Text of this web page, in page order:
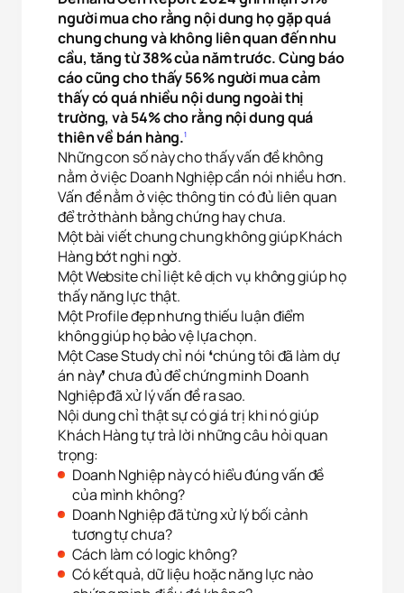
người mua cho rằng nội dung họ gặp quá
chung chung và không liên quan đến nhu
cầu, tăng từ 38% của năm trước. Cùng báo
cáo cũng cho thấy 56% người mua cảm
thấy có quá nhiều nội dung ngoài thị
trường, và 54% cho rằng nội dung quá
thiên về bán hàng.1
Những con số này cho thấy vấn đề không
nằm ở việc Doanh Nghiệp cần nói nhiều hơn.
Vấn đề nằm ở việc thông tin có đủ liên quan
để trở thành bằng chứng hay chưa.
Một bài viết chung chung không giúp Khách
Hàng bớt nghi ngờ.
Một Website chỉ liệt kê dịch vụ không giúp họ
thấy năng lực thật.
Một Profile đẹp nhưng thiếu luận điểm
không giúp họ bảo vệ lựa chọn.
Một Case Study chỉ nói ❛chúng tôi đã làm dự
án này❜ chưa đủ để chứng minh Doanh
Nghiệp đã xử lý vấn đề ra sao.
Nội dung chỉ thật sự có giá trị khi nó giúp
Khách Hàng tự trả lời những câu hỏi quan
trọng:
Doanh Nghiệp này có hiểu đúng vấn đề
của mình không?
Doanh Nghiệp đã từng xử lý bối cảnh
tương tự chưa?
Cách làm có logic không?
Có kết quả, dữ liệu hoặc năng lực nào